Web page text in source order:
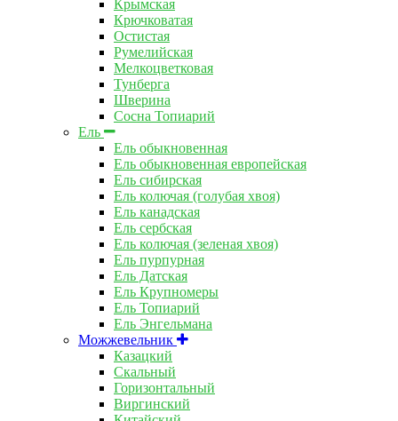
Крымская
Крючковатая
Остистая
Румелийская
Мелкоцветковая
Тунберга
Шверина
Сосна Топиарий
Ель
Ель обыкновенная
Ель обыкновенная европейская
Ель сибирская
Ель колючая (голубая хвоя)
Ель канадская
Ель сербская
Ель колючая (зеленая хвоя)
Ель пурпурная
Ель Датская
Ель Крупномеры
Ель Топиарий
Ель Энгельмана
Можжевельник
Казацкий
Скальный
Горизонтальный
Виргинский